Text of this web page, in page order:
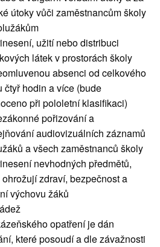
útoky vůči zaměstnancům školy
užití nebo distribuci
látek v prostorách školy
absenci od celkového
čtyř hodin a více (bude
při pololetní klasifikaci)
pořizování a
audiovizuálních záznamů
a všech zaměstnanců školy
nevhodných předmětů,
ohrožují zdraví, bezpečnost a
výchovu žáků
opatření je dán
které posoudí a dle závažnosti